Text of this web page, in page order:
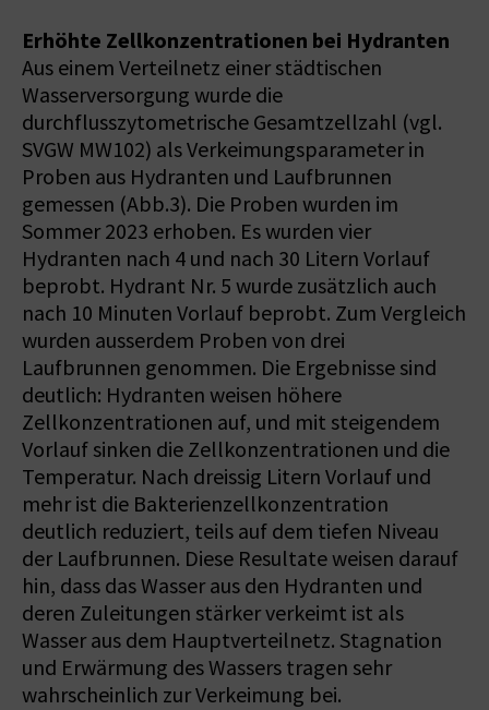
Erhöhte Zellkonzentrationen bei Hydranten
Aus einem Verteilnetz einer städtischen
Wasserversorgung wurde die
durchflusszytometrische Gesamtzellzahl (vgl.
SVGW MW102) als Verkeimungsparameter in
Proben aus Hydranten und Laufbrunnen
gemessen (Abb.3). Die Proben wurden im
Sommer 2023 erhoben. Es wurden vier
Hydranten nach 4 und nach 30 Litern Vorlauf
beprobt. Hydrant Nr. 5 wurde zusätzlich auch
nach 10 Minuten Vorlauf beprobt. Zum Vergleich
wurden ausserdem Proben von drei
Laufbrunnen genommen. Die Ergebnisse sind
deutlich: Hydranten weisen höhere
Zellkonzentrationen auf, und mit steigendem
Vorlauf sinken die Zellkonzentrationen und die
Temperatur. Nach dreissig Litern Vorlauf und
mehr ist die Bakterienzellkonzentration
deutlich reduziert, teils auf dem tiefen Niveau
der Laufbrunnen. Diese Resultate weisen darauf
hin, dass das Wasser aus den Hydranten und
deren Zuleitungen stärker verkeimt ist als
Wasser aus dem Hauptverteilnetz. Stagnation
und Erwärmung des Wassers tragen sehr
wahrscheinlich zur Verkeimung bei.